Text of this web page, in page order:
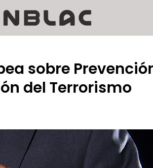
sobre
del Terrorismo